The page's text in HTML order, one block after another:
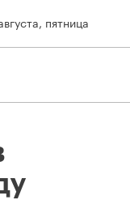
пятница